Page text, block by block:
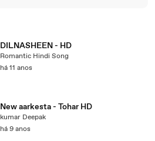
DILNASHEEN - HD
Romantic Hindi Song
há 11 anos
New aarkesta - Tohar HD
kumar Deepak
há 9 anos